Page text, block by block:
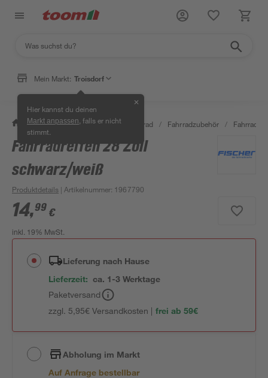
Mein Markt: Troisdorf
Hier kannst du deinen
Markt anpassen , falls er nicht
stimmt.
✕
/ Garten & Freizeit / Auto & Fahrrad / Fahrradzubehör /
Fahrradreifen 28 Zoll
schwarz/weiß
Produktdetails | Artikelnummer: 1967790
14,99 €
inkl. 19% MwSt.
Lieferung nach Hause
Lieferzeit: ca. 1-3 Werktage
Paketversand
zzgl. 5,95€ Versandkosten | frei ab 59€
Abholung im Markt
Auf Anfrage bestellbar